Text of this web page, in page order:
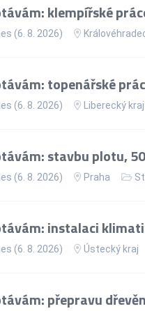
klempířské
(6. 8. 2026)
topenářské
(6. 8. 2026) Liberecký kraj
stavbu plotu,
(6. 8. 2026) Praha
instalaci
(6. 8. 2026) Ústecký kraj
přepravu